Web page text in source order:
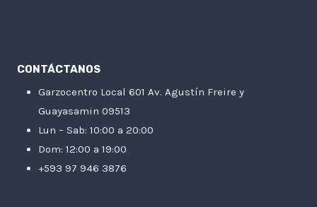
CONTÁCTANOS
Garzocentro Local 601 Av. Agustín Freire y
Guayasamin 09513
Lun – Sab: 10:00 a 20:00
Dom: 12:00 a 19:00
+593 97 946 3876